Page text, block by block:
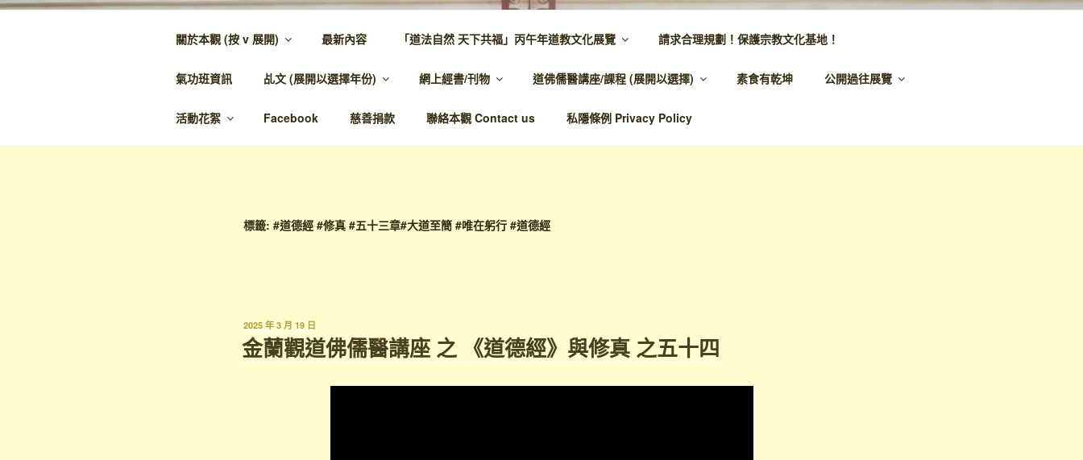
跳
金蘭觀 – 主網頁
金蘭至誠，神人溫馨，代天宣化，百業昌興
關於本觀 (按 v 展開) 最新內容 「道法自然 天下共福」丙午年道教文化展覽 請求合理規劃！保護宗教文化基地！
氣功班資訊 乩文 (展開以選擇年份) 網上經書/刊物 道佛儒醫講座/課程 (展開以選擇) 素食有乾坤 公開過往展覽
活動花絮 Facebook 慈善捐款 聯絡本觀 Contact us 私隱條例 Privacy Policy
標籤: #道德經 #修真 #五十三章#大道至簡 #唯在躬行 #道德經
發
表
於
2025 年 3 月 19 日
金蘭觀道佛儒醫講座 之 《道德經》與修真 之五十四